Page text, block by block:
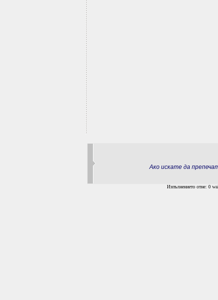
Ако искате да
Изпълнението отне: 0